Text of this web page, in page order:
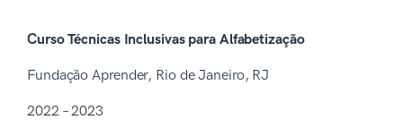
Curso Técnicas Inclusivas para Alfabetização
Fundação Aprender, Rio de Janeiro, RJ
2022 – 2023